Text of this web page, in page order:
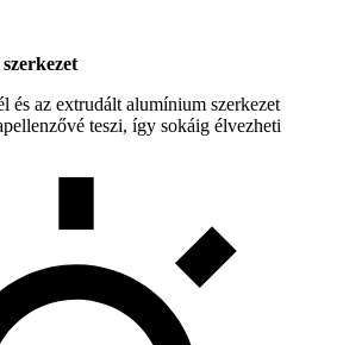
és az extrudált alumínium szerkezet
teszi, így sokáig élvezheti